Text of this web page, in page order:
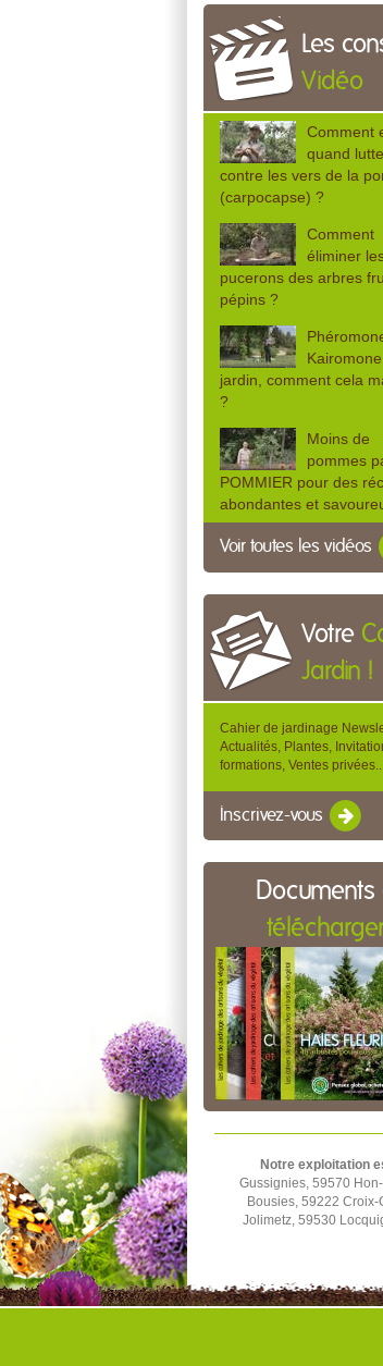
Les
Vidéo
Comment
quand
contre les vers de la
(carpocapse) ?
Comment
éliminer
pucerons des arbres
pépins ?
jardin, comment cela
?
Moins de
pommes
POMMIER pour des
abondantes et
Voir toutes les vidéos
Votre
Jardin !
Cahier de jardinage
Actualités, Plantes,
formations, Ventes privées...
Inscrivez-vous
Documents
Notre exploitation
Gussignies, 59570
Bousies, 59222
Jolimetz, 59530